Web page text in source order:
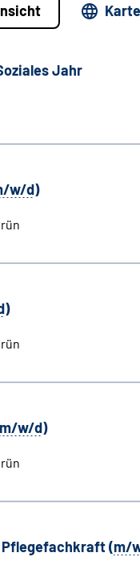
Jahr
w/d)
)
m/w/d)
(m/